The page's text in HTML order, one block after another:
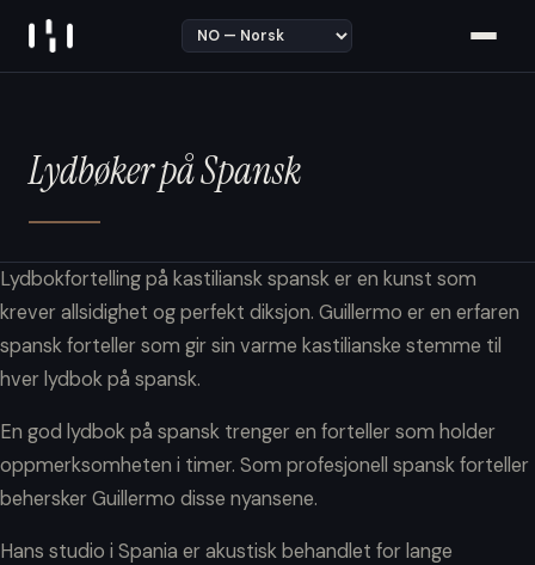
Skip to content
Lydbøker på Spansk
Lydbokfortelling på kastiliansk spansk er en kunst som
krever allsidighet og perfekt diksjon. Guillermo er en erfaren
spansk forteller som gir sin varme kastilianske stemme til
hver lydbok på spansk.
En god lydbok på spansk trenger en forteller som holder
oppmerksomheten i timer. Som profesjonell spansk forteller
behersker Guillermo disse nyansene.
Hans studio i Spania er akustisk behandlet for lange